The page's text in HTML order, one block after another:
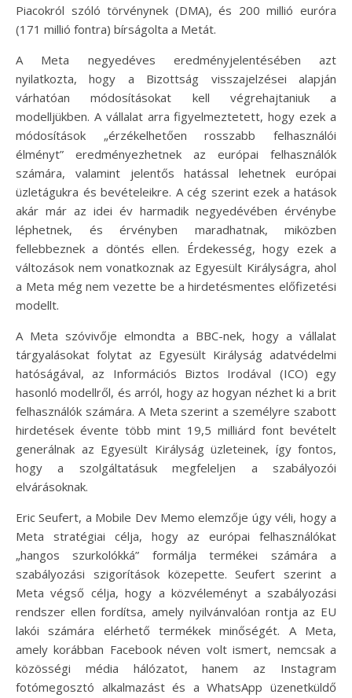
Piacokról szóló törvénynek (DMA), és 200 millió euróra
(171 millió fontra) bírságolta a Metát.
A Meta negyedéves eredményjelentésében azt
nyilatkozta, hogy a Bizottság visszajelzései alapján
várhatóan módosításokat kell végrehajtaniuk a
modelljükben. A vállalat arra figyelmeztetett, hogy ezek a
módosítások „érzékelhetően rosszabb felhasználói
élményt” eredményezhetnek az európai felhasználók
számára, valamint jelentős hatással lehetnek európai
üzletágukra és bevételeikre. A cég szerint ezek a hatások
akár már az idei év harmadik negyedévében érvénybe
léphetnek, és érvényben maradhatnak, miközben
fellebbeznek a döntés ellen. Érdekesség, hogy ezek a
változások nem vonatkoznak az Egyesült Királyságra, ahol
a Meta még nem vezette be a hirdetésmentes előfizetési
modellt.
A Meta szóvivője elmondta a BBC-nek, hogy a vállalat
tárgyalásokat folytat az Egyesült Királyság adatvédelmi
hatóságával, az Információs Biztos Irodával (ICO) egy
hasonló modellről, és arról, hogy az hogyan nézhet ki a brit
felhasználók számára. A Meta szerint a személyre szabott
hirdetések évente több mint 19,5 milliárd font bevételt
generálnak az Egyesült Királyság üzleteinek, így fontos,
hogy a szolgáltatásuk megfeleljen a szabályozói
elvárásoknak.
Eric Seufert, a Mobile Dev Memo elemzője úgy véli, hogy a
Meta stratégiai célja, hogy az európai felhasználókat
„hangos szurkolókká” formálja termékei számára a
szabályozási szigorítások közepette. Seufert szerint a
Meta végső célja, hogy a közvéleményt a szabályozási
rendszer ellen fordítsa, amely nyilvánvalóan rontja az EU
lakói számára elérhető termékek minőségét. A Meta,
amely korábban Facebook néven volt ismert, nemcsak a
közösségi média hálózatot, hanem az Instagram
fotómegosztó alkalmazást és a WhatsApp üzenetküldő